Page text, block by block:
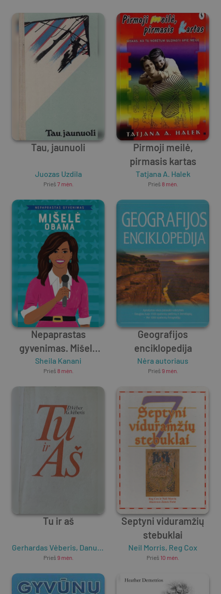
Tau, jaunuoli
Juozas Uzdila
Prieš 7 mėn.
Pirmoji meilė,
pirmasis kartas
Tatjana A. Halek
Prieš 8 mėn.
Nepaprastas
gyvenimas. Mišelė
Obama
Sheila Kanani
Prieš 8 mėn.
Geografijos
enciklopedija
Nėra autoriaus
Prieš 9 mėn.
Tu ir aš
Gerhardas Vėberis, Danuta Vėber
Prieš 9 mėn.
Septyni viduramžių
stebuklai
Neil Morris, Reg Cox
Prieš 10 mėn.